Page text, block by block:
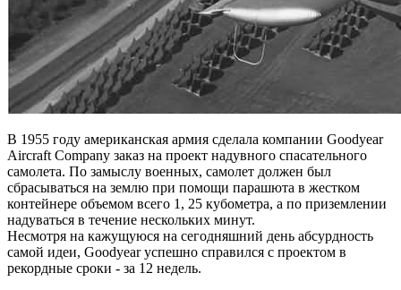
В 1955 году американская армия сделала компании Goodyear
Aircraft Company заказ на проект надувного спасательного
самолета. По замыслу военных, самолет должен был
сбрасываться на землю при помощи парашюта в жестком
контейнере объемом всего 1, 25 кубометра, а по приземлении
надуваться в течение нескольких минут.
Несмотря на кажущуюся на сегодняшний день абсурдность
самой идеи, Goodyear успешно справился с проектом в
рекордные сроки - за 12 недель.